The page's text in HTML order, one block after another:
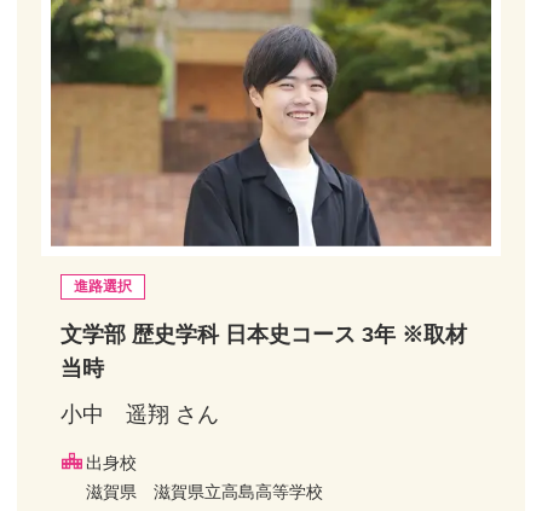
進路選択
文学部 歴史学科 日本史コース 3年 ※取材
当時
小中 遥翔 さん
出身校
滋賀県 滋賀県立高島高等学校